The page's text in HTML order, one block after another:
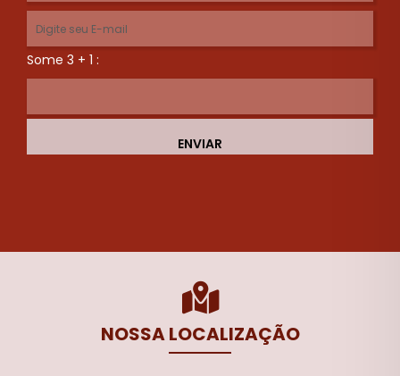
Some 3 + 1 :
ENVIAR
NOSSA LOCALIZAÇÃO